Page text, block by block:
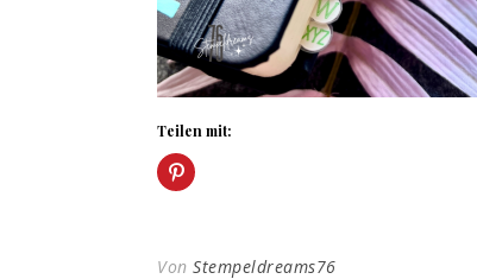
Teilen mit:
Von Stempeldreams76